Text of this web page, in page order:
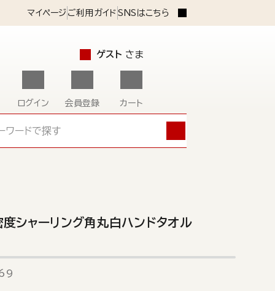
マイページ ご利用ガイド SNSはこちら
ゲスト さま
ログイン 会員登録 カート
シャーリング角丸白ハンドタオル